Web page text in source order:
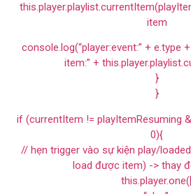
item
console.log(“player:event:” + e.type
item:” +
}
}
if (currentItem != playItemResuming
0){
// hẹn trigger vào sự kiện play/
load được item) -> thay